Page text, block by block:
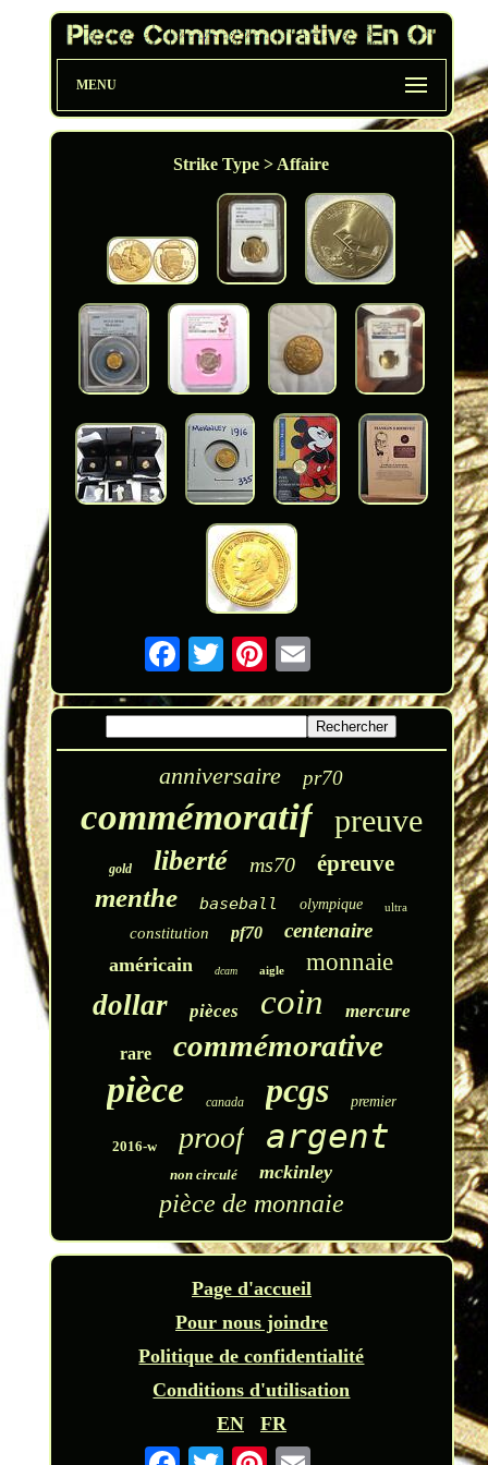
MENU
Strike Type > Affaire
anniversaire pr70
commémoratif preuve
gold liberté ms70 épreuve
menthe baseball olympique ultra
constitution pf70 centenaire
américain dcam aigle monnaie
dollar pièces coin mercure
rare commémorative
pièce canada pcgs premier
2016-w proof argent
non circulé mckinley
pièce de monnaie
Page d'accueil
Pour nous joindre
Politique de confidentialité
Conditions d'utilisation
EN
FR